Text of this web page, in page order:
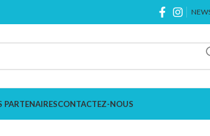
PARTENAIRESCONTACTEZ-NOUS